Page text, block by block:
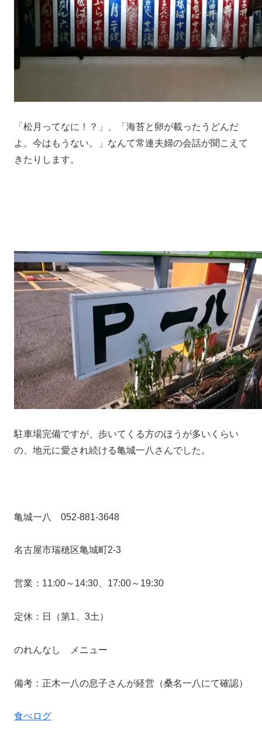
「松月ってなに！？」、「海苔と卵が載ったうどんだ
よ。今はもうない。」なんて常連夫婦の会話が聞こえて
きたりします。
駐車場完備ですが、歩いてくる方のほうが多いくらい
の、地元に愛され続ける亀城一八さんでした。
亀城一八 052-881-3648
名古屋市瑞穂区亀城町2-3
営業：11:00～14:30、17:00～19:30
定休：日（第1、3土）
のれんなし メニュー
備考：正木一八の息子さんが経営（桑名一八にて確認）
食べログ